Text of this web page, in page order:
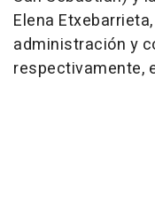
Elena
administración y
respectivamente,